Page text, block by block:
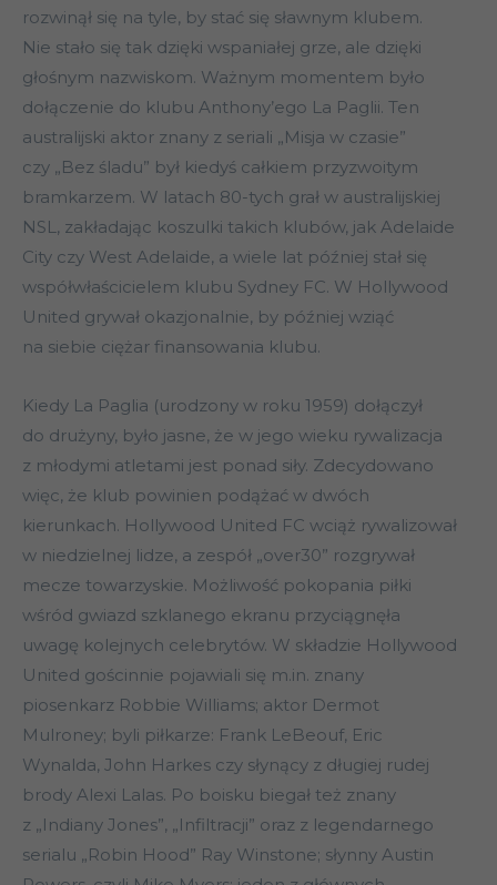
rozwinął się na tyle, by stać się sławnym klubem.
Nie stało się tak dzięki wspaniałej grze, ale dzięki
głośnym nazwiskom. Ważnym momentem było
dołączenie do klubu Anthony’ego La Paglii. Ten
australijski aktor znany z seriali „Misja w czasie”
czy „Bez śladu” był kiedyś całkiem przyzwoitym
bramkarzem. W latach 80-tych grał w australijskiej
NSL, zakładając koszulki takich klubów, jak Adelaide
City czy West Adelaide, a wiele lat później stał się
współwłaścicielem klubu Sydney FC. W Hollywood
United grywał okazjonalnie, by później wziąć
na siebie ciężar finansowania klubu.
Kiedy La Paglia (urodzony w roku 1959) dołączył
do drużyny, było jasne, że w jego wieku rywalizacja
z młodymi atletami jest ponad siły. Zdecydowano
więc, że klub powinien podążać w dwóch
kierunkach. Hollywood United FC wciąż rywalizował
w niedzielnej lidze, a zespół „over30” rozgrywał
mecze towarzyskie. Możliwość pokopania piłki
wśród gwiazd szklanego ekranu przyciągnęła
uwagę kolejnych celebrytów. W składzie Hollywood
United gościnnie pojawiali się m.in. znany
piosenkarz Robbie Williams; aktor Dermot
Mulroney; byli piłkarze: Frank LeBeouf, Eric
Wynalda, John Harkes czy słynący z długiej rudej
brody Alexi Lalas. Po boisku biegał też znany
z „Indiany Jones”, „Infiltracji” oraz z legendarnego
serialu „Robin Hood” Ray Winstone; słynny Austin